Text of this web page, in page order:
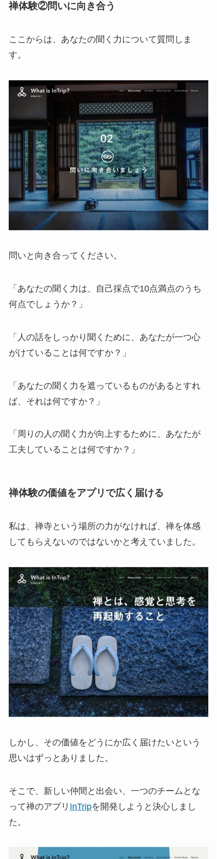
禅体験②問いに向き合う
ここからは、あなたの聞く力について質問しま
す。
問いと向き合ってください。
「あなたの聞く力は、自己採点で10点満点のうち
何点でしょうか？」
「人の話をしっかり聞くために、あなたが一つ心
がけていることは何ですか？」
「あなたの聞く力を遮っているものがあるとすれ
ば、それは何ですか？」
「周りの人の聞く力が向上するために、あなたが
工夫していることは何ですか？」
禅体験の価値をアプリで広く届ける
私は、禅寺という場所の力がなければ、禅を体感
してもらえないのではないかと考えていました。
しかし、その価値をどうにか広く届けたいという
思いはずっとありました。
そこで、新しい仲間と出会い、一つのチームとな
って禅のアプリ InTripを開発しようと決心しまし
た。